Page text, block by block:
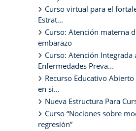
Curso virtual para el
Estrat...
Curso: Atención materna
embarazo
Curso: Atención Integrada
Enfermedades Preva...
Recurso Educativo
en si...
Nueva Estructura Para
Curso “Nociones sobre
regresión”